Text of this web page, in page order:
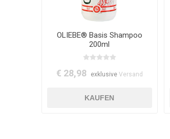
OLIEBE® Basis Shampoo
200ml
€ 28,98 exklusive Versand